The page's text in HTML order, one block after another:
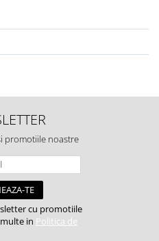
promotiile noastre
cu promotiile
in Politica de